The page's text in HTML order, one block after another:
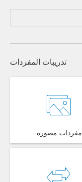
تدريبات المفردات
مفردات مصورة